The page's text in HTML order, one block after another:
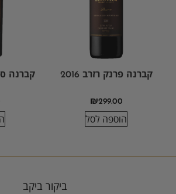
קברנה פרנק רזרב 2016
₪299.00
הוספה לסל
קברנה
ביקור ביקב